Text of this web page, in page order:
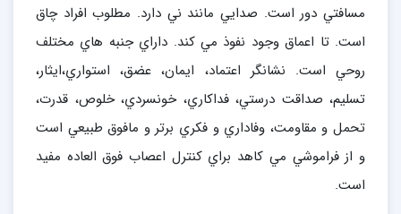
مسافتي دور است. صدايي مانند ني دارد. مطلوب افراد چاق
است. تا اعماق وجود نفوذ مي كند. داراي جنبه هاي مختلف
روحي است. نشانگر اعتماد، ايمان، عضق، استواري،‌ايثار،
تسليم، صداقت درستي، فداكاري، خونسردي، خلوص، قدرت،
تحمل و مقاومت، وفاداري و فكري برتر و مافوق طبيعي است
و از فراموشي مي كاهد براي كنترل اعصاب فوق العاده مفيد
است.